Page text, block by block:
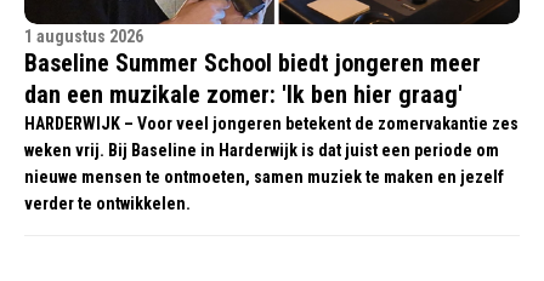
1 augustus 2026
Baseline Summer School biedt jongeren meer
dan een muzikale zomer: 'Ik ben hier graag'
HARDERWIJK – Voor veel jongeren betekent de zomervakantie zes
weken vrij. Bij Baseline in Harderwijk is dat juist een periode om
nieuwe mensen te ontmoeten, samen muziek te maken en jezelf
verder te ontwikkelen.